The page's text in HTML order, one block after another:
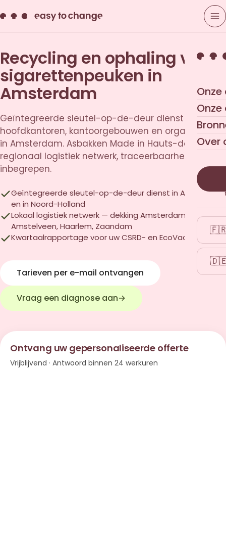
Over
Recycling en ophaling van
sigarettenpeuken in
Amsterdam
Geïntegreerde sleutel-op-de-deur dienst voor
hoofdkantoren, kantoorgebouwen en organisaties
in Amsterdam. Asbakken Made in Hauts-de-France,
regionaal logistiek netwerk, traceerbaarheid
inbegrepen.
Geïntegreerde sleutel-op-de-deur dienst in Amsterdam
en in Noord-Holland
Lokaal logistiek netwerk — dekking Amsterdam,
Amstelveen, Haarlem, Zaandam
Kwartaalrapportage voor uw CSRD- en EcoVadis-audits
Tarieven per e-mail ontvangen
Vraag een diagnose aan→
Ontvang uw gepersonaliseerde offerte
Vrijblijvend · Antwoord binnen 24 werkuren